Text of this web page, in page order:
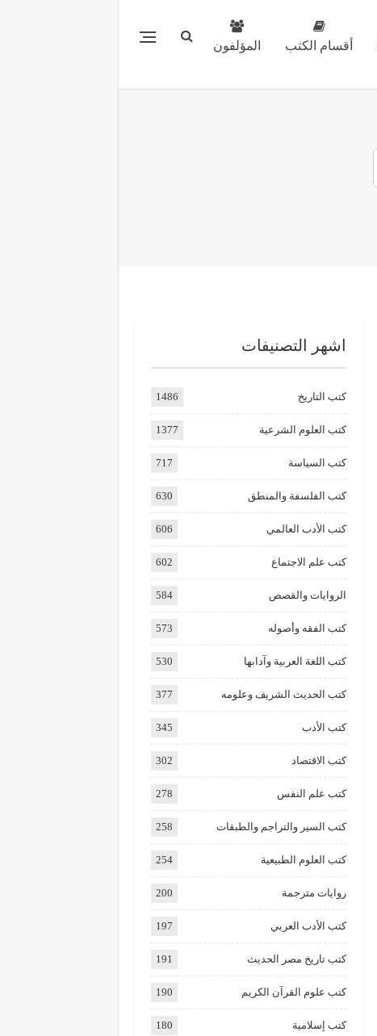
أقسام الكتب المؤلفون
اشهر التصنيفات
كتب التاريخ 1486
كتب العلوم الشرعية 1377
كتب السياسة 717
كتب الفلسفة والمنطق 630
كتب الأدب العالمي 606
كتب علم الاجتماع 602
الروايات والقصص 584
كتب الفقه وأصوله 573
كتب اللغة العربية وآدابها 530
كتب الحديث الشريف وعلومه 377
كتب الأدب 345
كتب الاقتصاد 302
كتب علم النفس 278
كتب السير والتراجم والطبقات 258
كتب العلوم الطبيعية 254
روايات مترجمة 200
كتب الأدب العربي 197
كتب تاريخ مصر الحديث 191
كتب علوم القرآن الكريم 190
كتب إسلامية 180